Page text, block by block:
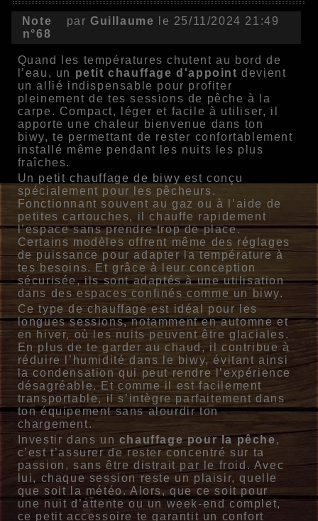
Note
n°68
par Guillaume le 25/11/2024 21:49
Quand les températures chutent au bord de
l’eau, un petit chauffage d'appoint devient
un allié indispensable pour profiter
pleinement de tes sessions de pêche à la
carpe. Compact, léger et facile à utiliser, il
apporte une chaleur bienvenue dans ton
biwy, te permettant de rester confortablement
installé même pendant les nuits les plus
fraîches.
Un petit chauffage de biwy est conçu
spécialement pour les pêcheurs.
Fonctionnant souvent au gaz ou à l’aide de
petites cartouches, il chauffe rapidement
l’espace sans prendre trop de place.
Certains modèles offrent même des réglages
de puissance pour adapter la température à
tes besoins. Et grâce à leur conception
sécurisée, ils sont adaptés à une utilisation
dans des espaces confinés comme un biwy.
Ce type de chauffage est idéal pour les
longues sessions, notamment en automne et
en hiver, où les nuits peuvent être glaciales.
En plus de te garder au chaud, il contribue à
réduire l’humidité dans le biwy, évitant ainsi
la condensation qui peut rendre l’expérience
désagréable. Et comme il est facilement
transportable, il s’intègre parfaitement dans
ton équipement sans alourdir ton
chargement.
Investir dans un chauffage pour la pêche,
c’est t’assurer de rester concentré sur ta
passion, sans être distrait par le froid. Avec
lui, chaque session reste un plaisir, quelle
que soit la météo. Alors, que ce soit pour
une nuit d’attente ou un week-end complet,
ce petit accessoire te garantit un confort